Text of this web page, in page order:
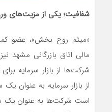
شفافیت؛ یکی از مزیت‌های
«میثم روح بخش»، عضو
مالی اتاق بازرگانی مشهد
شرکت‌ها از بازار سرمایه
از بازار سرمایه به عنوان
است شرکت‌ها به عنوان یک